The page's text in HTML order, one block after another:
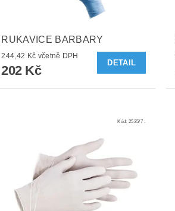
RUKAVICE BARBARY
244,42 Kč včetně DPH
202 Kč
DETAIL
Kód: 2535/7 -